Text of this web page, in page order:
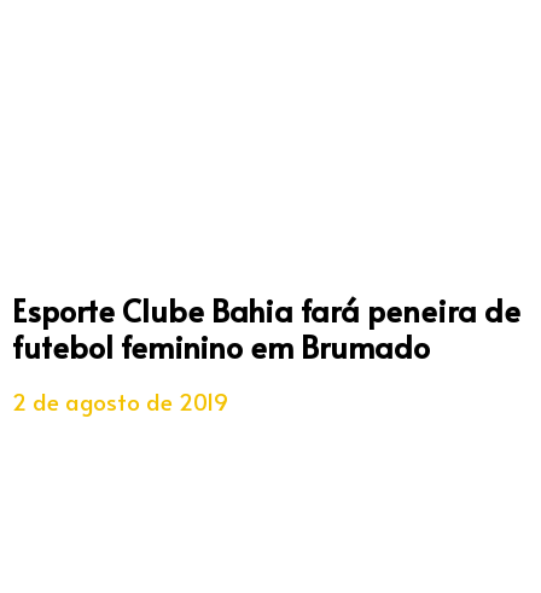
Esporte Clube Bahia fará peneira de
futebol feminino em Brumado
2 de agosto de 2019